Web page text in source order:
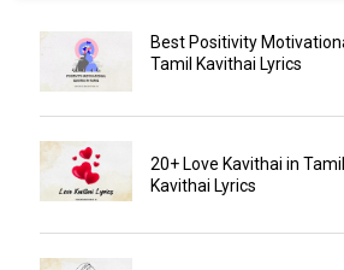
Best Positivity
Tamil Kavithai Lyrics
20+ Love Kavithai in
Kavithai Lyrics